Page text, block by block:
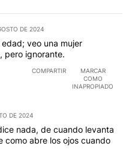
DE 2024
veo una mujer
pero ignorante.
COMPARTIR
MARCAR
COMO
INAPROPIADO
DE 2024
nada, de cuando levanta
como abre los ojos cuando